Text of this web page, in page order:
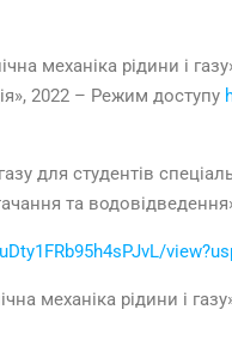
механіка рідини і
2022 – Режим доступу
для студентів
та
механіка рідини і